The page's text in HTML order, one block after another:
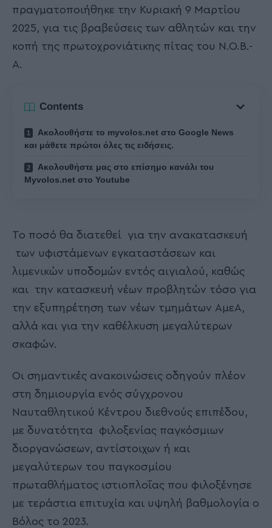
πραγματοποιήθηκε την Κυριακή 9 Μαρτίου
2025, για τις βραβεύσεις των αθλητών και την
κοπή της πρωτοχρονιάτικης πίτας του Ν.Ο.Β.-
Α.
Contents
Ακολουθήστε το myvolos.net στο Google News
και μάθετε πρώτοι όλες τις ειδήσεις.
Ακολουθήστε μας στο επίσημο κανάλι του
Myvolos.net στο Youtube
Το ποσό θα διατεθεί για την ανακατασκευή
των υφιστάμενων εγκαταστάσεων και
λιμενικών υποδομών εντός αιγιαλού, καθώς
και την κατασκευή νέων προβλητών τόσο για
την εξυπηρέτηση των νέων τμημάτων ΑμεΑ,
αλλά και για την καθέλκυση μεγαλύτερων
σκαφών.
Οι σημαντικές ανακοινώσεις οδηγούν πλέον
στη δημιουργία ενός σύγχρονου
Ναυταθλητικού Κέντρου διεθνούς επιπέδου,
με δυνατότητα φιλοξενίας παγκόσμιων
διοργανώσεων, αντίστοιχων ή και
μεγαλύτερων του παγκοσμίου
πρωταθλήματος ιστιοπλοΐας που φιλοξένησε
με τεράστια επιτυχία και υψηλή βαθμολογία ο
Βόλος το 2023.